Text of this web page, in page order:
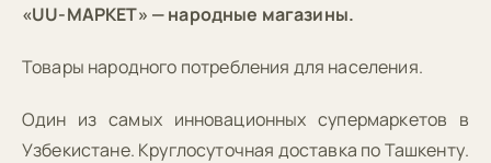
«UU-МАРКЕТ» — народные магазины.
Товары народного потребления для населения.
Один из самых инновационных супермаркетов в
Узбекистане. Круглосуточная доставка по Ташкенту.